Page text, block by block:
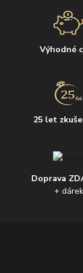
Výhodné
25 let
Doprava
+ dárek